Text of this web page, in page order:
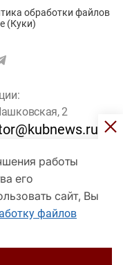
работы
его
сайт, Вы
файлов
обработки файлов
(Куки)
2
16 лет
2017
Федеральной
технологий
Регистрационный